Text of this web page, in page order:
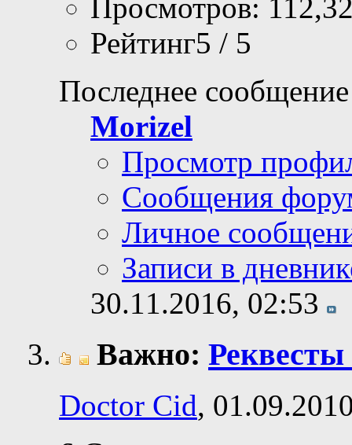
Просмотров:
Рейтинг5 / 5
Последнее
Morizel
Просмотр
Сообщения
Личное
Записи в
30.11.2016, 02:53
Важно: Реквесты
Doctor Cid,